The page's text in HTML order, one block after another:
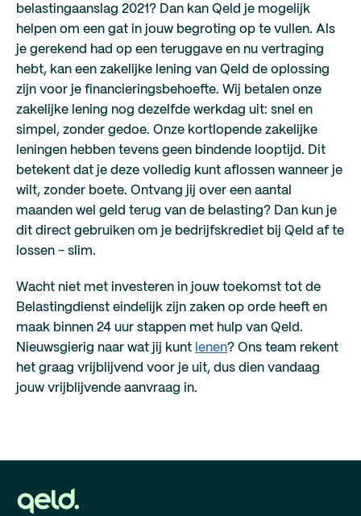
belastingaanslag 2021? Dan kan Qeld je mogelijk
helpen om een gat in jouw begroting op te vullen. Als
je gerekend had op een teruggave en nu vertraging
hebt, kan een zakelijke lening van Qeld de oplossing
zijn voor je financieringsbehoefte. Wij betalen onze
zakelijke lening nog dezelfde werkdag uit: snel en
simpel, zonder gedoe. Onze kortlopende zakelijke
leningen hebben tevens geen bindende looptijd. Dit
betekent dat je deze volledig kunt aflossen wanneer je
wilt, zonder boete. Ontvang jij over een aantal
maanden wel geld terug van de belasting? Dan kun je
dit direct gebruiken om je bedrijfskrediet bij Qeld af te
lossen - slim.
Wacht niet met investeren in jouw toekomst tot de
Belastingdienst eindelijk zijn zaken op orde heeft en
maak binnen 24 uur stappen met hulp van Qeld.
Nieuwsgierig naar wat jij kunt lenen? Ons team rekent
het graag vrijblijvend voor je uit, dus dien vandaag
jouw vrijblijvende aanvraag in.